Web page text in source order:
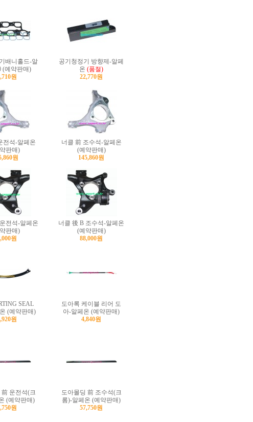
배니홀드-알
(예약판매)
원
공기청정기 방향제-알페
온 (품절)
22,770원
전석-알페온
판매)
원
너클 前 조수석-알페온
(예약판매)
145,860원
전석-알페온
판매)
원
너클 後 B 조수석-알페온
(예약판매)
88,000원
SEAL
(예약판매)
원
도아록 케이블 리어 도
아-알페온 (예약판매)
4,840원
前 운전석(크
(예약판매)
원
도아몰딩 前 조수석(크
롬)-알페온 (예약판매)
57,750원